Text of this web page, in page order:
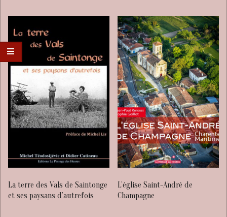
La terre des Vals de Saintonge
et ses paysans d’autrefois
L’église Saint-André de
Champagne